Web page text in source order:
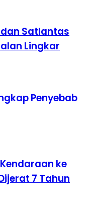
Satlantas
Lingkar
Penyebab
ke
7 Tahun